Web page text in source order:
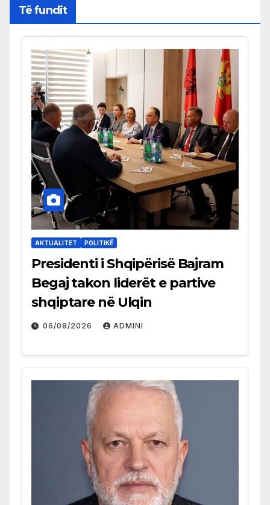
Të fundit
AKTUALITET POLITIKË
Presidenti i Shqipërisë Bajram
Begaj takon liderët e partive
shqiptare në Ulqin
06/08/2026 ADMINI